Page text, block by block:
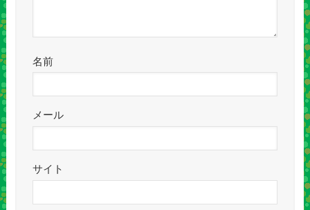
名前
メール
サイト